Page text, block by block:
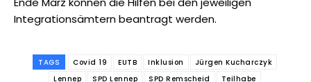
Integrationsämtern beantragt werden.
TAGS Covid 19 EUTB Inklusion
Jürgen Kucharczyk
Lennep
SPD Lennep SPD Remscheid Teilhabe